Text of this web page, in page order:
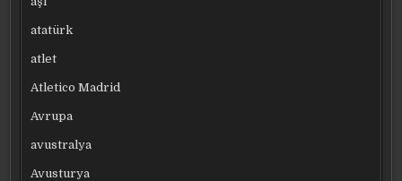
atatürk
atlet
Atletico Madrid
Avrupa
avustralya
Avusturya